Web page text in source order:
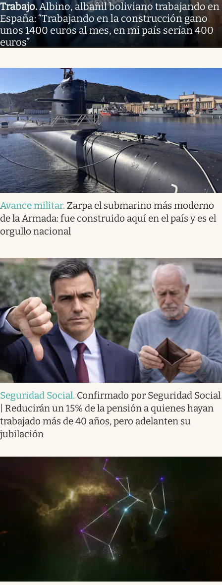
Trabajo.Albino, albañil boliviano trabajando en
España: “Trabajando en la construcción gano
unos 1400 euros al mes, en mi país serían 400
euros”
Avance militar. Zarpa el submarino más moderno
de la Armada: fue construido aquí en el país y es el
orgullo nacional
Seguridad Social. Confirmado por Seguridad Social
| Reducirán un 15% de la pensión a quienes hayan
trabajado más de 40 años, pero adelanten su
jubilación